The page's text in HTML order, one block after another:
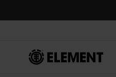
Produktinformation